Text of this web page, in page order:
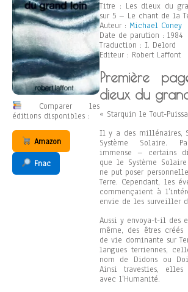
Comparer les
éditions disponibles :
Amazon
Fnac
Titre : Les dieux du
sur 5 – Le chant de la
Auteur : Michael Coney
Date de parution : 1984
Traduction : I. Delord
Editeur : Robert Laffont
Première
dieux du
« Starquin le Tout-
Il y a des millénaires,
Système Solaire.
immense – certains
que le Système
ne put poser
Terre. Cependant, les
commençaient à
envie de les surveiller
Aussi y envoya-t-il des
même, des êtres créés
de vie dominante sur
langues terriennes,
nom de Didons ou
Ainsi travesties, elles
avec l’Humanité.